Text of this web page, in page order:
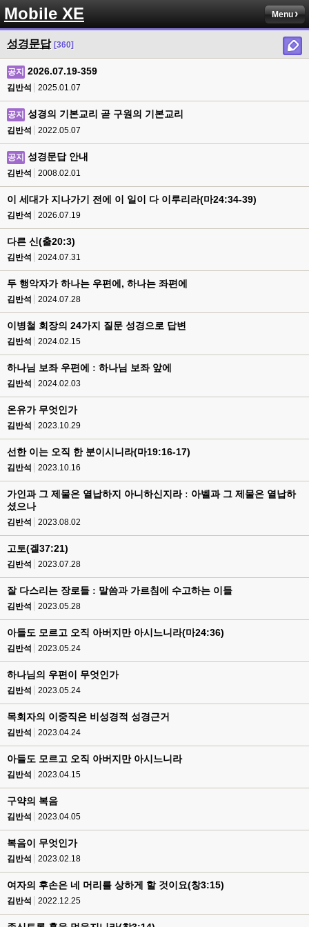
Mobile XE Menu
성경문답 [360]
공지 2026.07.19-359
김반석 2025.01.07
공지 성경의 기본교리 곧 구원의 기본교리
김반석 2022.05.07
공지 성경문답 안내
김반석 2008.02.01
이 세대가 지나가기 전에 이 일이 다 이루리라(마24:34-39)
김반석 2026.07.19
다른 신(출20:3)
김반석 2024.07.31
두 행악자가 하나는 우편에, 하나는 좌편에
김반석 2024.07.28
이병철 회장의 24가지 질문 성경으로 답변
김반석 2024.02.15
하나님 보좌 우편에 ː 하나님 보좌 앞에
김반석 2024.02.03
온유가 무엇인가
김반석 2023.10.29
선한 이는 오직 한 분이시니라(마19:16-17)
김반석 2023.10.16
가인과 그 제물은 열납하지 아니하신지라 ː 아벨과 그 제물은 열납하
셨으나
김반석 2023.08.02
고토(겔37:21)
김반석 2023.07.28
잘 다스리는 장로들 ː 말씀과 가르침에 수고하는 이들
김반석 2023.05.28
아들도 모르고 오직 아버지만 아시느니라(마24:36)
김반석 2023.05.24
하나님의 우편이 무엇인가
김반석 2023.05.24
목회자의 이중직은 비성경적 성경근거
김반석 2023.04.24
아들도 모르고 오직 아버지만 아시느니라
김반석 2023.04.15
구약의 복음
김반석 2023.04.05
복음이 무엇인가
김반석 2023.02.18
여자의 후손은 네 머리를 상하게 할 것이요(창3:15)
김반석 2022.12.25